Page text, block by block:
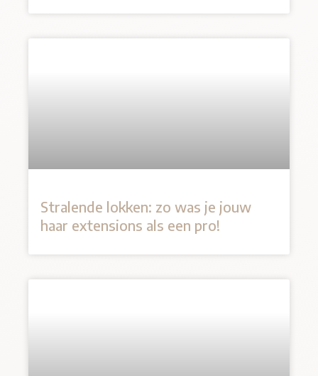
Stralende lokken: zo was je jouw
haar extensions als een pro!